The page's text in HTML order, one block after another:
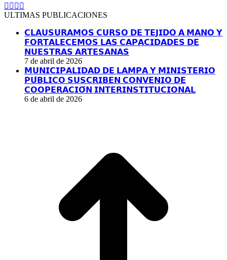
Facebook
page
window
YouTube
page
in
new
window
Linkedin
page
in
new
window
page
in
new
window
ULTIMAS PUBLICACIONES
𝗖𝗟𝗔𝗨𝗦𝗨𝗥𝗔𝗠𝗢𝗦 𝗖𝗨𝗥𝗦𝗢 𝗗𝗘 𝗧𝗘𝗝𝗜𝗗𝗢 𝗔 𝗠𝗔𝗡𝗢 𝗬
𝗙𝗢𝗥𝗧𝗔𝗟𝗘𝗖𝗘𝗠𝗢𝗦 𝗟𝗔𝗦 𝗖𝗔𝗣𝗔𝗖𝗜𝗗𝗔𝗗𝗘𝗦 𝗗𝗘
𝗡𝗨𝗘𝗦𝗧𝗥𝗔𝗦 𝗔𝗥𝗧𝗘𝗦𝗔𝗡𝗔𝗦
7 de abril de 2026
𝗠𝗨𝗡𝗜𝗖𝗜𝗣𝗔𝗟𝗜𝗗𝗔𝗗 𝗗𝗘 𝗟𝗔𝗠𝗣𝗔 𝗬 𝗠𝗜𝗡𝗜𝗦𝗧𝗘𝗥𝗜𝗢
𝗣𝗨́𝗕𝗟𝗜𝗖𝗢 𝗦𝗨𝗦𝗖𝗥𝗜𝗕𝗘𝗡 𝗖𝗢𝗡𝗩𝗘𝗡𝗜𝗢 𝗗𝗘
𝗖𝗢𝗢𝗣𝗘𝗥𝗔𝗖𝗜𝗢́𝗡 𝗜𝗡𝗧𝗘𝗥𝗜𝗡𝗦𝗧𝗜𝗧𝗨𝗖𝗜𝗢𝗡𝗔𝗟
6 de abril de 2026